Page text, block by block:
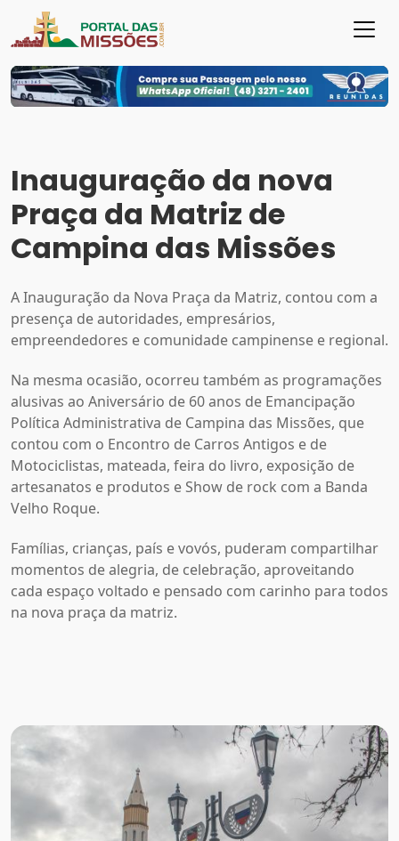
Inauguração da nova
Praça da Matriz de
Campina das Missões
A Inauguração da Nova Praça da Matriz, contou com a
presença de autoridades, empresários,
empreendedores e comunidade campinense e regional.
Na mesma ocasião, ocorreu também as programações
alusivas ao Aniversário de 60 anos de Emancipação
Política Administrativa de Campina das Missões, que
contou com o Encontro de Carros Antigos e de
Motociclistas, mateada, feira do livro, exposição de
artesanatos e produtos e Show de rock com a Banda
Velho Roque.
Famílias, crianças, país e vovós, puderam compartilhar
momentos de alegria, de celebração, aproveitando
cada espaço voltado e pensado com carinho para todos
na nova praça da matriz.